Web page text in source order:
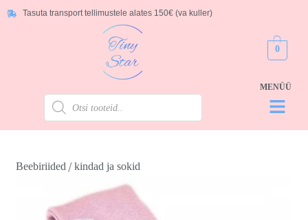
Tasuta transport tellimustele alates 150€ (va kuller)
0
Beebiriided/kindad ja sokid